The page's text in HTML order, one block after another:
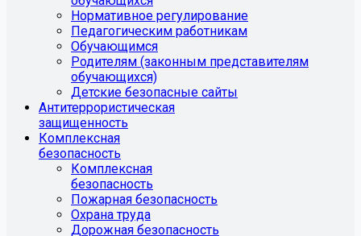
Нормативное регулирование
Педагогическим работникам
Обучающимся
Родителям (законным представителям
обучающихся)
Детские безопасные сайты
Антитеррористическая
защищенность
Комплексная
безопасность
Комплексная
безопасность
Пожарная безопасность
Охрана труда
Дорожная безопасность